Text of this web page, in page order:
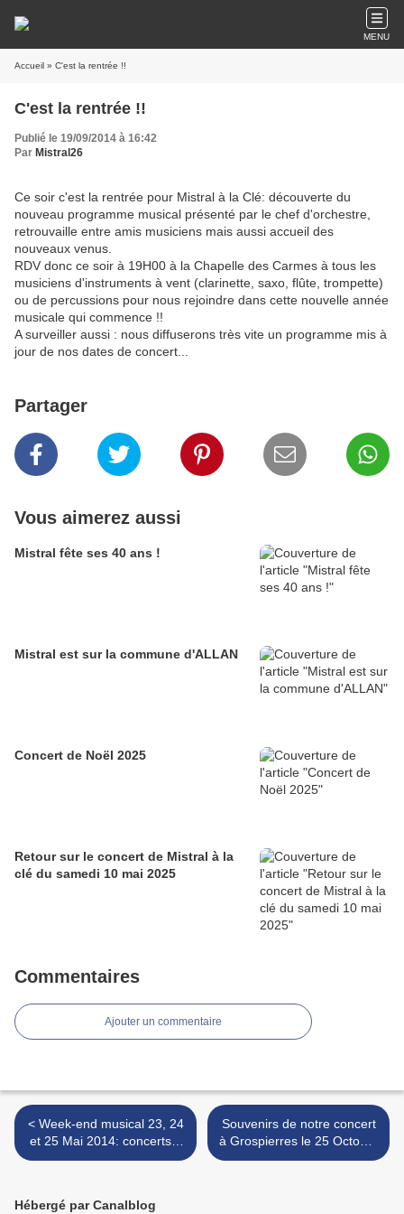
MENU
Accueil » C'est la rentrée !!
C'est la rentrée !!
Publié le 19/09/2014 à 16:42
Par Mistral26
Ce soir c'est la rentrée pour Mistral à la Clé: découverte du
nouveau programme musical présenté par le chef d'orchestre,
retrouvaille entre amis musiciens mais aussi accueil des
nouveaux venus.
RDV donc ce soir à 19H00 à la Chapelle des Carmes à tous les
musiciens d'instruments à vent (clarinette, saxo, flûte, trompette)
ou de percussions pour nous rejoindre dans cette nouvelle année
musicale qui commence !!
A surveiller aussi : nous diffuserons très vite un programme mis à
jour de nos dates de concert...
Partager
Vous aimerez aussi
Mistral fête ses 40 ans !
Mistral est sur la commune d'ALLAN
Concert de Noël 2025
Retour sur le concert de Mistral à la
clé du samedi 10 mai 2025
Commentaires
Ajouter un commentaire
< Week-end musical 23, 24
et 25 Mai 2014: concerts à
volonté !!
Souvenirs de notre concert
à Grospierres le 25 Octobre
2014 >
Hébergé par Canalblog